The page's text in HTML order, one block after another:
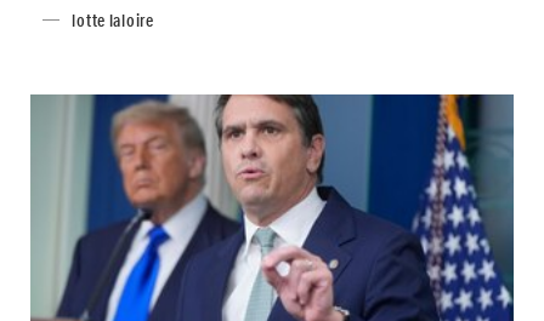
lotte laloire